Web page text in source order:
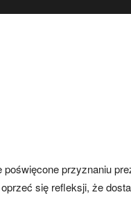
przyznaniu
się refleksji, że